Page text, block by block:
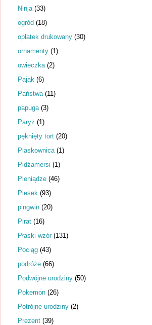
Ninja (33)
ogród (18)
opłatek drukowany (30)
ornamenty (1)
owieczka (2)
Pająk (6)
Państwa (11)
papuga (3)
Paryż (1)
pęknięty tort (20)
Piaskownica (1)
Pidżamersi (1)
Pieniądze (46)
Piesek (93)
pingwin (20)
Pirat (16)
Płaski wzór (131)
Pociąg (43)
podróże (66)
Podwójne urodziny (50)
Pokemon (26)
Potrójne urodziny (2)
Prezent (39)